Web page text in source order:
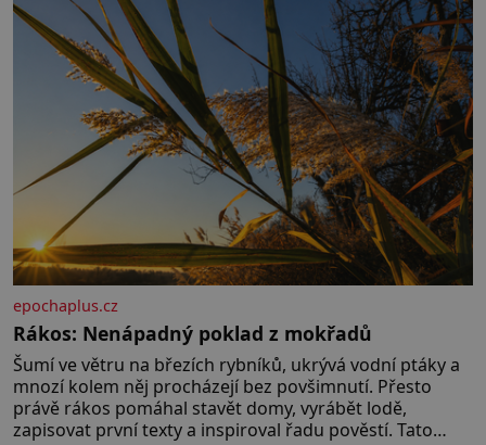
termálním
epochaplus.cz
Rákos: Nenápadný poklad z mokřadů
Šumí ve větru na březích rybníků, ukrývá vodní ptáky a
mnozí kolem něj procházejí bez povšimnutí. Přesto
právě rákos pomáhal stavět domy, vyrábět lodě,
zapisovat první texty a inspiroval řadu pověstí. Tato